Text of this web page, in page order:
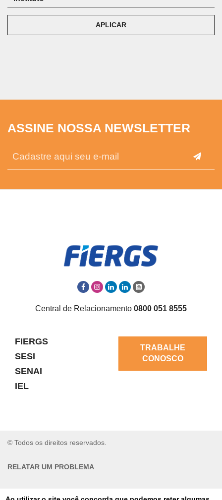
APLICAR
ASSINE NOSSA NEWSLETTER
Central de Relacionamento 0800 051 8555
FIERGS
SESI
SENAI
IEL
TRABALHE
CONOSCO
© Todos os direitos reservados.
RELATAR UM PROBLEMA